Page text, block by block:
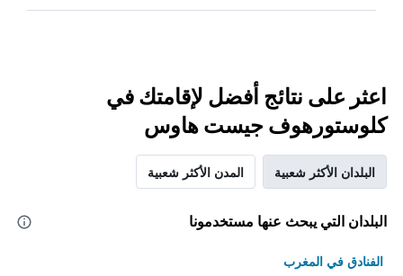
اعثر على نتائج أفضل لإقامتك في
كلوستورهوف جيست هاوس
البلدان الأكثر شعبية المدن الأكثر شعبية
البلدان التي يبحث عنها مستخدمونا
الفنادق في المغرب